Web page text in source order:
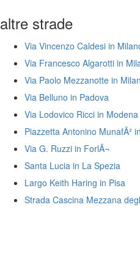
altre strade
Via Vincenzo Caldesi in
Via Francesco Algarotti in
Via Paolo Mezzanotte in
Via Belluno in Padova
Via Lodovico Ricci in Modena
Piazzetta Antonino MunafÃ²
Via G. Ruzzi in ForlÃ¬
Santa Lucia in La Spezia
Largo Keith Haring in Pisa
Strada Cascina Mezzana